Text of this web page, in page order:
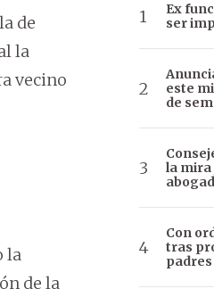
de
la
vecino
la
de la
Ex
ser
este
de
la mira
Con
tras
padres